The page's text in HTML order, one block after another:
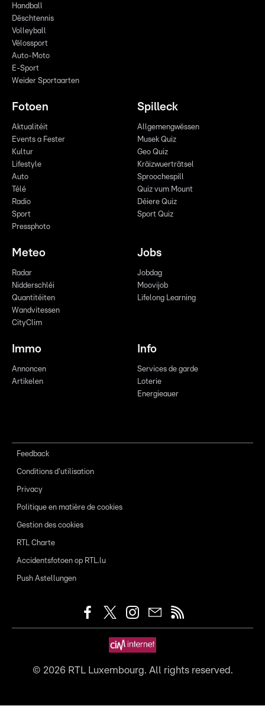
Handball
Dëschtennis
Volleyball
Vëlossport
Auto-Moto
E-Sport
Weider Sportaarten
Fotoen
Aktualitéit
Events a Fester
Kultur
Lifestyle
Auto
Télé
Radio
Sport
Pressphoto
Spilleck
Allgemengwëssen
Musek Quiz
Geo Quiz
Kräizwuerträtsel
Sproochespill
Quiz vum Mount
Déiere Quiz
Sport Quiz
Meteo
Radar
Nidderschléi
Quantitéiten
Wandvitessen
CityClim
Jobs
Jobdag
Moovijob
Lifelong Learning
Immo
Annoncen
Artikelen
Info
Services de garde
Loterie
Energieauer
Feedback
Conditions d'utilisation
Privacy
Politique en matière de cookies
Gestion des cookies
RTL Charte
Accidentsfotoen op RTL.lu
Push Astellungen
© 2026RTL Luxembourg. All rights reserved.